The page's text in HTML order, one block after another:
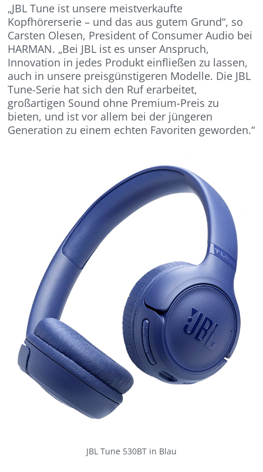
„JBL Tune ist unsere meistverkaufte
Kopfhörerserie – und das aus gutem Grund“, so
Carsten Olesen, President of Consumer Audio bei
HARMAN. „Bei JBL ist es unser Anspruch,
Innovation in jedes Produkt einfließen zu lassen,
auch in unsere preisgünstigeren Modelle. Die JBL
Tune-Serie hat sich den Ruf erarbeitet,
großartigen Sound ohne Premium-Preis zu
bieten, und ist vor allem bei der jüngeren
Generation zu einem echten Favoriten geworden.“
JBL Tune 530BT in Blau